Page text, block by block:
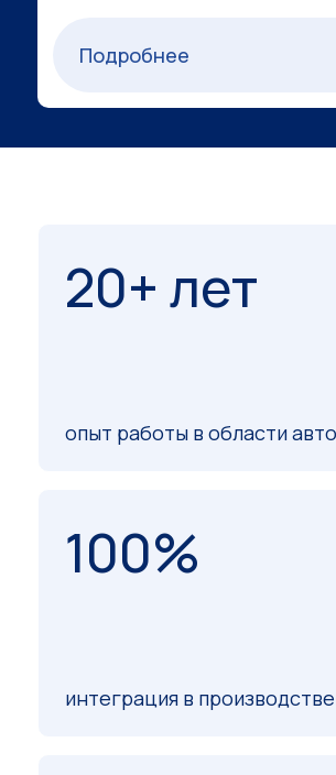
Подробнее
20+ лет
опыт работы в области
100%
интеграция в